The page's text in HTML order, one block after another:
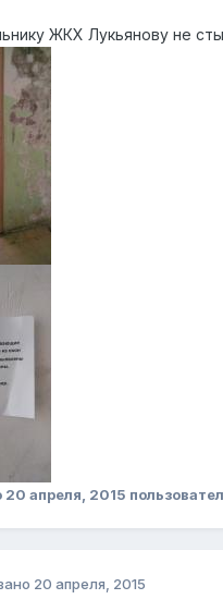
ЖКХ Лукьянову не
20 апреля, 2015
20 апреля, 2015